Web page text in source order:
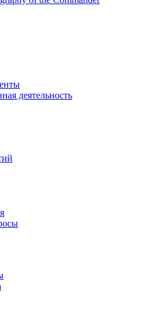
деятельность